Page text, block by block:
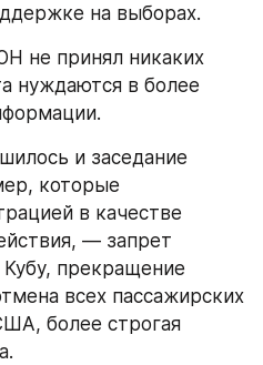
на выборах.
не принял никаких
нуждаются в более
и заседание
которые
в качестве
— запрет
Кубу, прекращение
всех пассажирских
более строгая